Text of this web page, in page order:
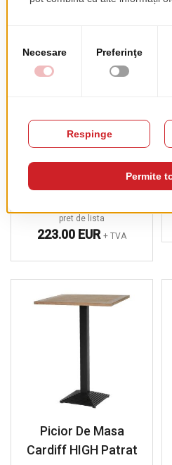
Picior De Masa
Natural Tiffany
pret de lista
223.00 EUR + TVA
Picior De Masa
Cardiff HIGH Patrat